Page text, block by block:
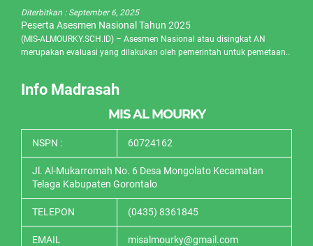
Diterbitkan : September 6, 2025
Peserta Asesmen Nasional Tahun 2025
(MIS-ALMOURKY.SCH.ID) – Asesmen Nasional atau disingkat AN
merupakan evaluasi yang dilakukan oleh pemerintah untuk pemetaan..
Info Madrasah
MIS AL MOURKY
NSPN : 60724162
Jl. Al-Mukarromah No. 6 Desa Mongolato Kecamatan
Telaga Kabupaten Gorontalo
TELEPON (0435) 8361845
EMAIL misalmourky@gmail.com